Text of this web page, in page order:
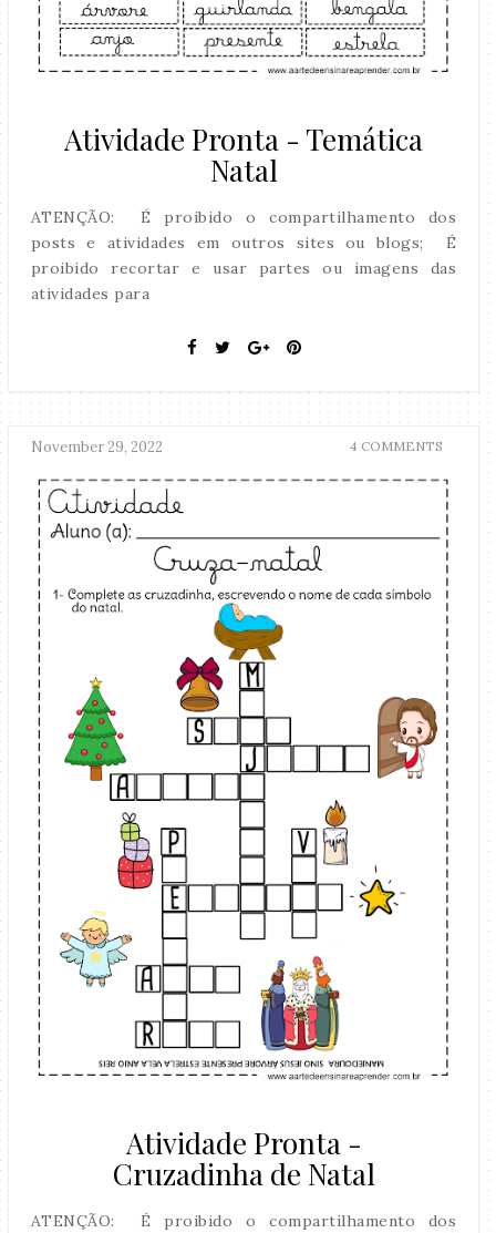
Atividade Pronta - Temática
Natal
ATENÇÃO: É proibido o compartilhamento dos
posts e atividades em outros sites ou blogs; É
proibido recortar e usar partes ou imagens das
atividades para
November 29, 2022 4 COMMENTS
Atividade Pronta -
Cruzadinha de Natal
ATENÇÃO: É proibido o compartilhamento dos